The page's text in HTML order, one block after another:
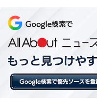
県）、「手軽で山梨感
や吉田のうどんも迷う
誰にでもあげられるお
「個包装になっていて
（40代女性／長崎県）
※回答者のコメントは原